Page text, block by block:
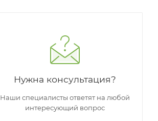
Нужна консультация?
Наши специалисты ответят на любой
интересующий вопрос